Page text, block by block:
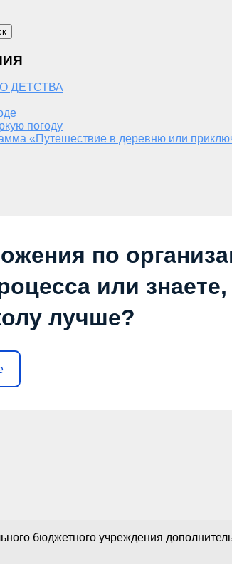
ДЕТСТВА
погоду
«Путешествие в деревню или
по
или знаете,
лучше?
бюджетного учреждения